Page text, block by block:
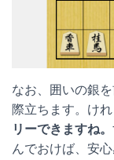
なお、囲いの銀
際立ちます。けれ
リーできますね。
んでおけば、安